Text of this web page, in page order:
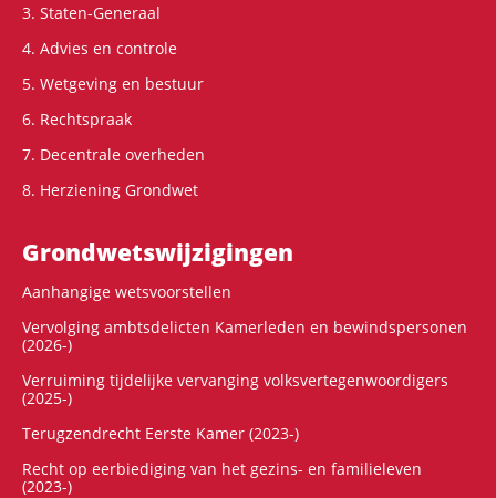
3. Staten-Generaal
4. Advies en controle
5. Wetgeving en bestuur
6. Rechtspraak
7. Decentrale overheden
8. Herziening Grondwet
Grondwets­wijzigingen
Aanhangige wetsvoorstellen
Vervolging ambtsdelicten Kamerleden en bewindspersonen
(2026-)
Verruiming tijdelijke vervanging volksvertegenwoordigers
(2025-)
Terugzendrecht Eerste Kamer (2023-)
Recht op eerbiediging van het gezins- en familieleven
(2023-)